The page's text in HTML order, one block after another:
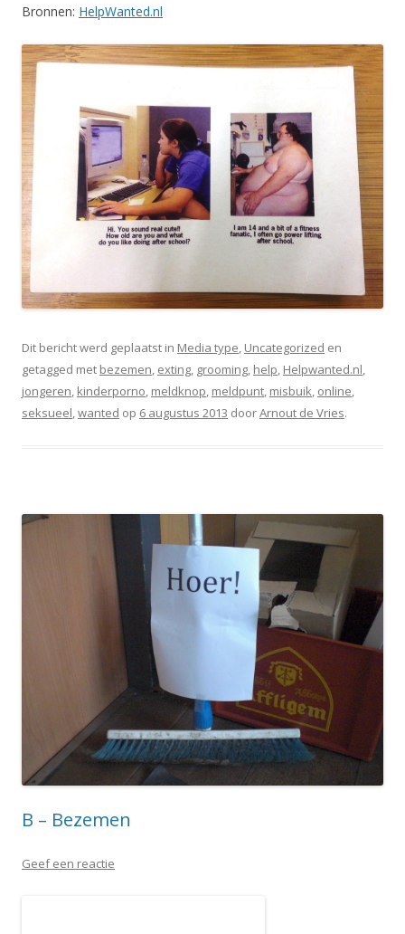
Bronnen: HelpWanted.nl
Dit bericht werd geplaatst in Media type, Uncategorized en
getagged met bezemen, exting, grooming, help, Helpwanted.nl,
jongeren, kinderporno, meldknop, meldpunt, misbuik, online,
seksueel,wanted op 6 augustus 2013 doorArnout de Vries.
B – Bezemen
Geef een reactie